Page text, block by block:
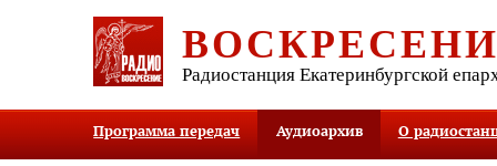
Радиостанция Екатеринбургской
Программа передач Аудиоархив О